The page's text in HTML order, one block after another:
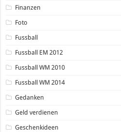
Finanzen
Foto
Fussball
Fussball EM 2012
Fussball WM 2010
Fussball WM 2014
Gedanken
Geld verdienen
Geschenkideen